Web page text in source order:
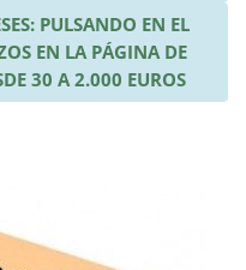
PULSANDO EN EL
EN LA PÁGINA DE
30 A 2.000 EUROS